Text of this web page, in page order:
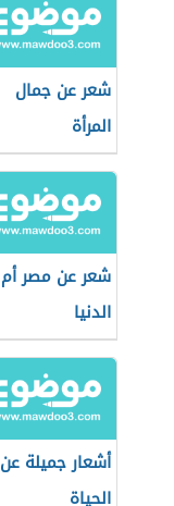
شعر عن جمال
المرأة
شعر عن مصر أم
الدنيا
أشعار جميلة عن
الحياة